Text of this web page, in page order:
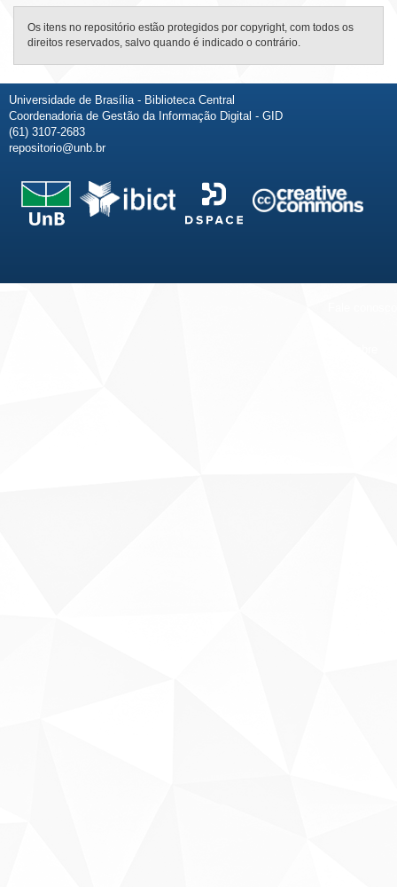
Os itens no repositório estão protegidos por copyright, com todos os
direitos reservados, salvo quando é indicado o contrário.
Universidade de Brasília - Biblioteca Central
Coordenadoria de Gestão da Informação Digital - GID
(61) 3107-2683
repositorio@unb.br